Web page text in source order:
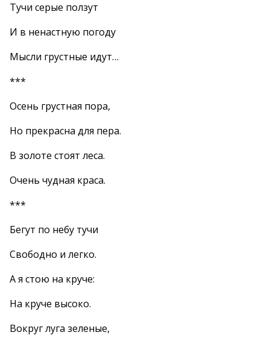
Тучи серые ползут
И в ненастную погоду
Мысли грустные идут…
***
Осень грустная пора,
Но прекрасна для пера.
В золоте стоят леса.
Очень чудная краса.
***
Бегут по небу тучи
Свободно и легко.
А я стою на круче:
На круче высоко.
Вокруг луга зеленые,